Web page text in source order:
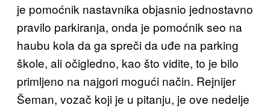
je pomoćnik nastavnika objasnio jednostavno
pravilo parkiranja, onda je pomoćnik seo na
haubu kola da ga spreči da uđe na parking
škole, ali očigledno, kao što vidite, to je bilo
primljeno na najgori mogući način. Rejnijer
Šeman, vozač koji je u pitanju, je ove nedelje